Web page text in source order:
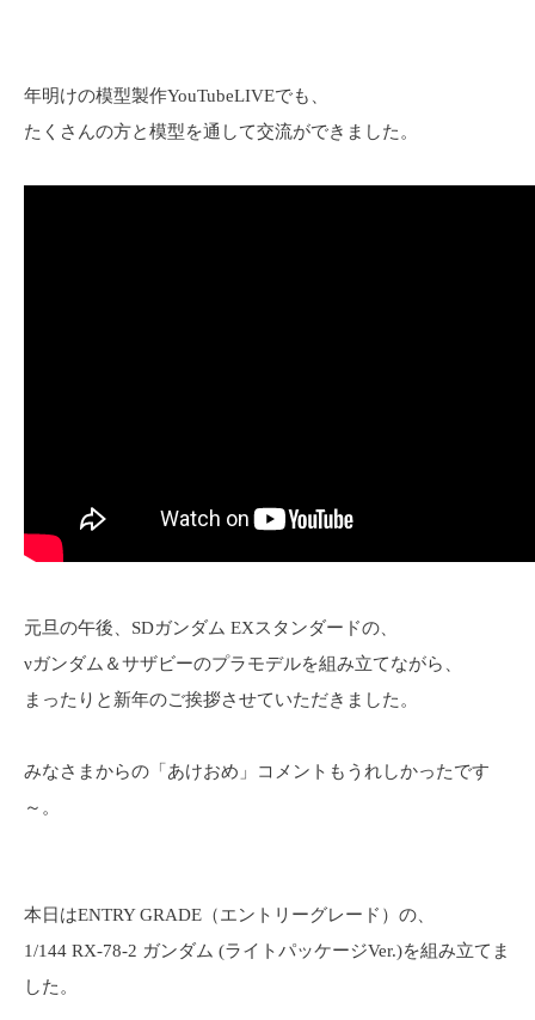
年明けの模型製作YouTubeLIVEでも、
たくさんの方と模型を通して交流ができました。
元旦の午後、SDガンダム EXスタンダードの、
νガンダム＆サザビーのプラモデルを組み立てながら、
まったりと新年のご挨拶させていただきました。
みなさまからの「あけおめ」コメントもうれしかったです
～。
本日はENTRY GRADE（エントリーグレード）の、
1/144 RX-78-2 ガンダム (ライトパッケージVer.)を組み立てま
した。